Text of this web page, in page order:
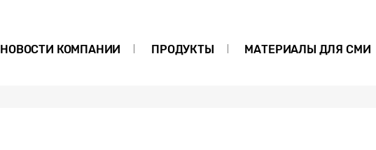
НОВОСТИ КОМПАНИИ ПРОДУКТЫ МАТЕРИАЛЫ ДЛЯ СМИ